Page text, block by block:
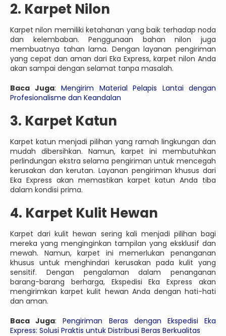
2. Karpet Nilon
Karpet nilon memiliki ketahanan yang baik terhadap noda
dan kelembaban. Penggunaan bahan nilon juga
membuatnya tahan lama. Dengan layanan pengiriman
yang cepat dan aman dari Eka Express, karpet nilon Anda
akan sampai dengan selamat tanpa masalah.
Baca Juga: Mengirim Material Pelapis Lantai dengan
Profesionalisme dan Keandalan
3. Karpet Katun
Karpet katun menjadi pilihan yang ramah lingkungan dan
mudah dibersihkan. Namun, karpet ini membutuhkan
perlindungan ekstra selama pengiriman untuk mencegah
kerusakan dan kerutan. Layanan pengiriman khusus dari
Eka Express akan memastikan karpet katun Anda tiba
dalam kondisi prima.
4. Karpet Kulit Hewan
Karpet dari kulit hewan sering kali menjadi pilihan bagi
mereka yang menginginkan tampilan yang eksklusif dan
mewah. Namun, karpet ini memerlukan penanganan
khusus untuk menghindari kerusakan pada kulit yang
sensitif. Dengan pengalaman dalam penanganan
barang-barang berharga, Ekspedisi Eka Express akan
mengirimkan karpet kulit hewan Anda dengan hati-hati
dan aman.
Baca Juga:Pengiriman Beras dengan Ekspedisi Eka
Express: Solusi Praktis untuk Distribusi Beras Berkualitas